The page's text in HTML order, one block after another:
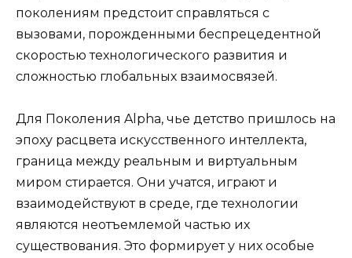
поколениям предстоит справляться с
вызовами, порожденными беспрецедентной
скоростью технологического развития и
сложностью глобальных взаимосвязей.
Для Поколения Alpha, чье детство пришлось на
эпоху расцвета искусственного интеллекта,
граница между реальным и виртуальным
миром стирается. Они учатся, играют и
взаимодействуют в среде, где технологии
являются неотъемлемой частью их
существования. Это формирует у них особые